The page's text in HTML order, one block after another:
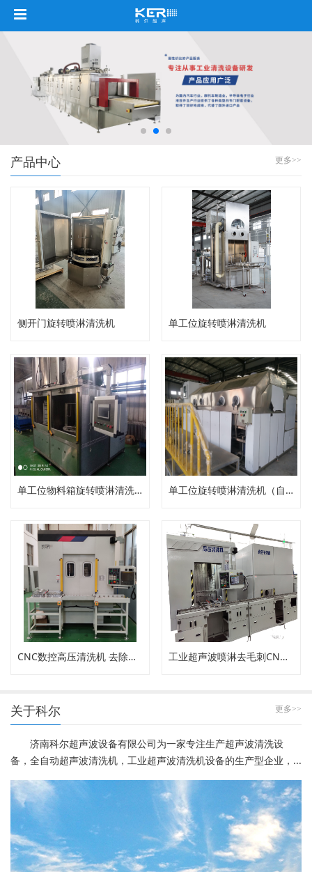
更多>>
产品中心
侧开门旋转喷淋清洗机 单工位旋转喷淋清洗机
单工位物料箱旋转喷淋清洗机 单工位旋转喷淋清洗机（自动压力清洗机）
CNC数控高压清洗机 去除内孔工件毛刺 工业超声波喷淋去毛刺CNC高压清洗机
更多>>
关于科尔
济南科尔超声波设备有限公司为一家专注生产超声波清洗设
备，全自动超声波清洗机，工业超声波清洗机设备的生产型企业，...